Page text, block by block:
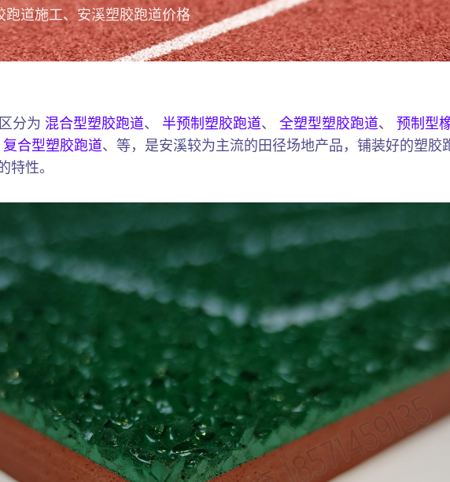
道施工、安溪塑胶跑道价格
分为 混合型塑胶跑道、 半预制塑胶跑道、 全塑型塑胶跑道、 预制型
复合型塑胶跑道、等，是安溪较为主流的田径场地产品，铺装好的塑胶
特性。